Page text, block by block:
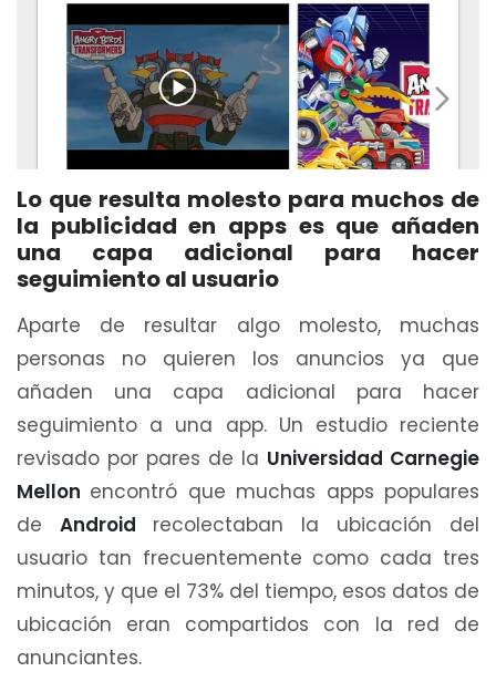
Lo que resulta molesto para muchos de
la publicidad en apps es que añaden
una capa adicional para hacer
seguimiento al usuario
Aparte de resultar algo molesto, muchas
personas no quieren los anuncios ya que
añaden una capa adicional para hacer
seguimiento a una app. Un estudio reciente
revisado por pares de la Universidad Carnegie
Mellon encontró que muchas apps populares
de Android recolectaban la ubicación del
usuario tan frecuentemente como cada tres
minutos, y que el 73% del tiempo, esos datos de
ubicación eran compartidos con la red de
anunciantes.